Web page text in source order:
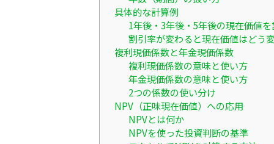
具体的な計算例
1年後・3年後・5年後の現在価値
割引率が変わると現在価値はどう
複利現価係数と年金現価係数
複利現価係数の意味と使い方
年金現価係数の意味と使い方
2つの係数の使い分け
NPV（正味現在価値）への応用
NPVとは何か
NPVを使った投資判断の基準